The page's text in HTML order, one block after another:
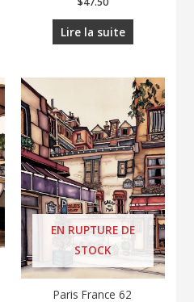
Lire la suite
EN RUPTURE DE
STOCK
Paris France 62